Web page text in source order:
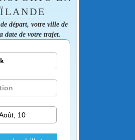
départ, votre ville de
date de votre trajet.
10